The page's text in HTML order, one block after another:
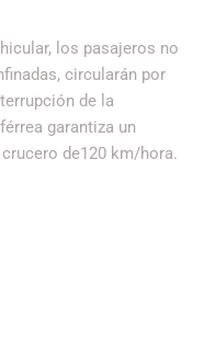
los pasajeros no
circularán por
de la
garantiza un
de120 km/hora.